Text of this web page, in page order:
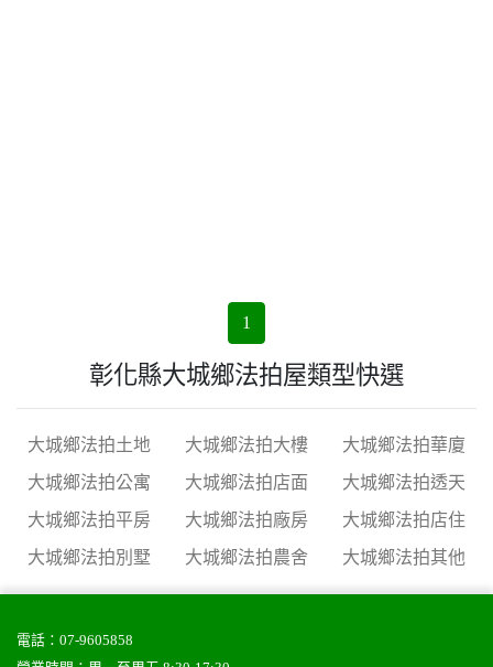
1
彰化縣大城鄉法拍屋類型快選
大城鄉法拍土地 大城鄉法拍大樓
大城鄉法拍華廈
大城鄉法拍公寓
大城鄉法拍店面
大城鄉法拍透天
大城鄉法拍平房
大城鄉法拍廠房
大城鄉法拍店住
大城鄉法拍別墅
大城鄉法拍農舍 大城鄉法拍其他
電話： 07-9605858